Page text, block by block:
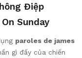
Điệp
Sunday
paroles de james
gì đấy của chiến